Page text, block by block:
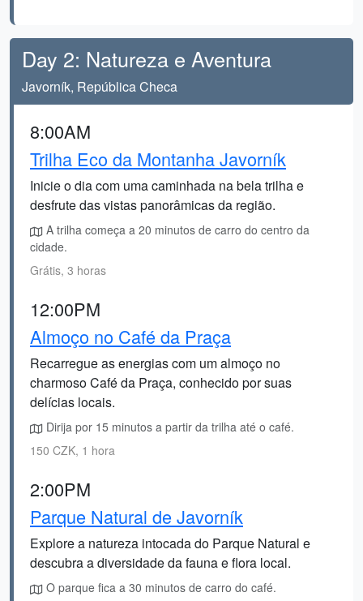
Day 2: Natureza e Aventura
Javorník, República Checa
8:00AM
Trilha Eco da Montanha Javorník
Inicie o dia com uma caminhada na bela trilha e
desfrute das vistas panorâmicas da região.
A trilha começa a 20 minutos de carro do centro da
cidade.
Grátis, 3 horas
12:00PM
Almoço no Café da Praça
Recarregue as energias com um almoço no
charmoso Café da Praça, conhecido por suas
delícias locais.
Dirija por 15 minutos a partir da trilha até o café.
150 CZK, 1 hora
2:00PM
Parque Natural de Javorník
Explore a natureza intocada do Parque Natural e
descubra a diversidade da fauna e flora local.
O parque fica a 30 minutos de carro do café.